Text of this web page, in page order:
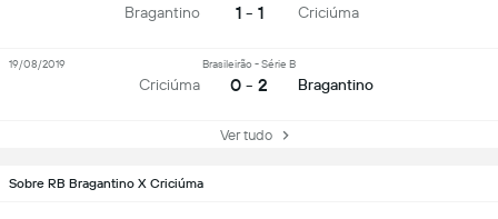
Bragantino 1 - 1 Criciúma
Criciúma
Brasileirão - Série B
0 - 2 Bragantino
19/08/2019
Ver tudo
Sobre RB Bragantino X Criciúma